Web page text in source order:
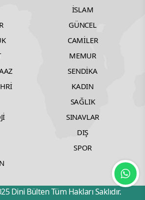
İSLAM
GÜNCEL
CAMİLER
MEMUR
SENDİKA
KADIN
SAĞLIK
SINAVLAR
DIŞ
SPOR
Dini Bülten Tüm Hakları Saklıdır.